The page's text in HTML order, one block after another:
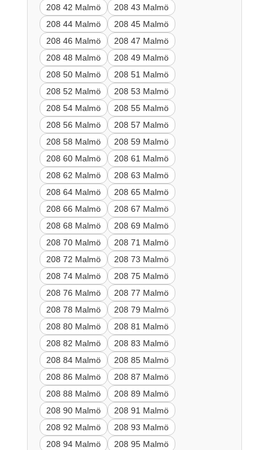
208 42 Malmö
208 43 Malmö
208 44 Malmö
208 45 Malmö
208 46 Malmö
208 47 Malmö
208 48 Malmö
208 49 Malmö
208 50 Malmö
208 51 Malmö
208 52 Malmö
208 53 Malmö
208 54 Malmö
208 55 Malmö
208 56 Malmö
208 57 Malmö
208 58 Malmö
208 59 Malmö
208 60 Malmö
208 61 Malmö
208 62 Malmö
208 63 Malmö
208 64 Malmö
208 65 Malmö
208 66 Malmö
208 67 Malmö
208 68 Malmö
208 69 Malmö
208 70 Malmö
208 71 Malmö
208 72 Malmö
208 73 Malmö
208 74 Malmö
208 75 Malmö
208 76 Malmö
208 77 Malmö
208 78 Malmö
208 79 Malmö
208 80 Malmö
208 81 Malmö
208 82 Malmö
208 83 Malmö
208 84 Malmö
208 85 Malmö
208 86 Malmö
208 87 Malmö
208 88 Malmö
208 89 Malmö
208 90 Malmö
208 91 Malmö
208 92 Malmö
208 93 Malmö
208 94 Malmö
208 95 Malmö